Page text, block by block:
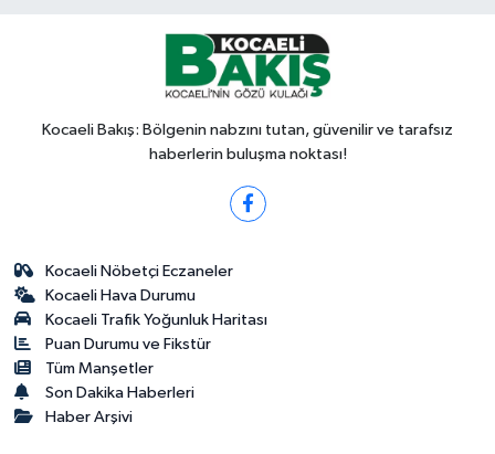
Kocaeli Bakış: Bölgenin nabzını tutan, güvenilir ve tarafsız
haberlerin buluşma noktası!
Kocaeli Nöbetçi Eczaneler
Kocaeli Hava Durumu
Kocaeli Trafik Yoğunluk Haritası
Puan Durumu ve Fikstür
Tüm Manşetler
Son Dakika Haberleri
Haber Arşivi